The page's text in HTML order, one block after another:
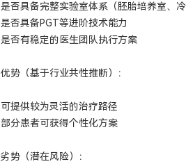
是否具备完整实验室体系（胚胎培养室、冷
是否具备PGT等进阶技术能力
是否有稳定的医生团队执行方案
优势（基于行业共性推断）：
可提供较为灵活的治疗路径
部分患者可获得个性化方案
劣势（潜在风险）：